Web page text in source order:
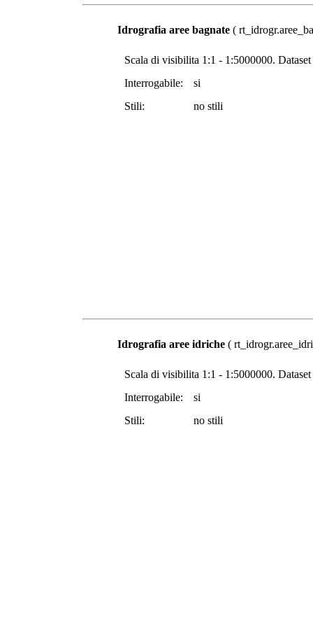
Idrografia aree bagnate (
Scala di visibilita 1:1 - 1:5000000.
Interrogabile:
si
Stili:
no stili
Idrografia aree idriche (
Scala di visibilita 1:1 - 1:5000000.
Interrogabile:
si
Stili:
no stili